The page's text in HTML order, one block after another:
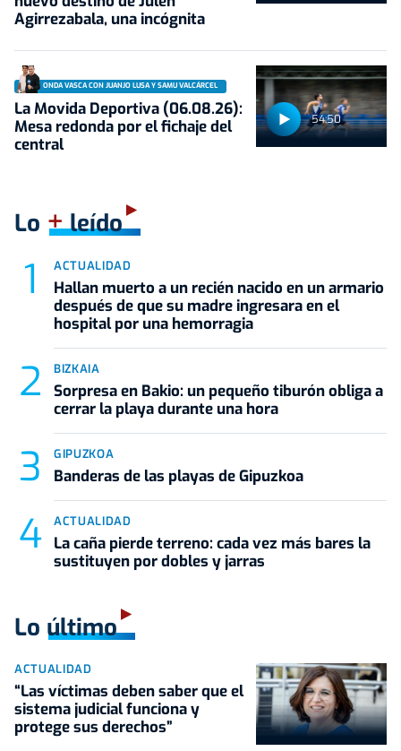
Agirrezabala, una incógnita
54:50
ONDA VASCA CON JUANJO LUSA Y SAMU VALCÁRCEL
La Movida Deportiva (06.08.26):
Mesa redonda por el fichaje del
central
Lo +leído
ACTUALIDAD
Hallan muerto a un recién nacido en un armario
después de que su madre ingresara en el
hospital por una hemorragia
BIZKAIA
Sorpresa en Bakio: un pequeño tiburón obliga a
cerrar la playa durante una hora
GIPUZKOA
Banderas de las playas de Gipuzkoa
ACTUALIDAD
La caña pierde terreno: cada vez más bares la
sustituyen por dobles y jarras
Lo último
ACTUALIDAD
“Las víctimas deben saber que el
sistema judicial funciona y
protege sus derechos”